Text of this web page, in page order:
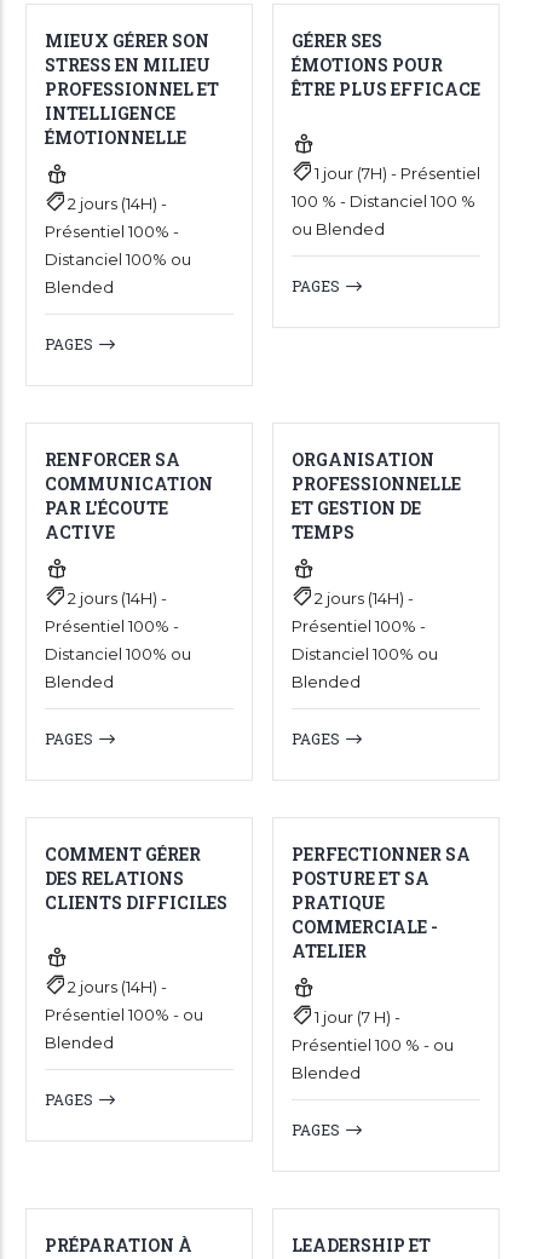
MIEUX GÉRER SON
STRESS EN MILIEU
PROFESSIONNEL ET
INTELLIGENCE
ÉMOTIONNELLE
2 jours (14H) -
Présentiel 100% -
Distanciel 100% ou
Blended
PAGES
GÉRER SES
ÉMOTIONS POUR
ÊTRE PLUS EFFICACE
1 jour (7H) - Présentiel
100 % - Distanciel 100 %
ou Blended
PAGES
RENFORCER SA
COMMUNICATION
PAR L'ÉCOUTE
ACTIVE
2 jours (14H) -
Présentiel 100% -
Distanciel 100% ou
Blended
PAGES
ORGANISATION
PROFESSIONNELLE
ET GESTION DE
TEMPS
2 jours (14H) -
Présentiel 100% -
Distanciel 100% ou
Blended
PAGES
COMMENT GÉRER
DES RELATIONS
CLIENTS DIFFICILES
2 jours (14H) -
Présentiel 100% - ou
Blended
PAGES
PERFECTIONNER SA
POSTURE ET SA
PRATIQUE
COMMERCIALE -
ATELIER
1 jour (7 H) -
Présentiel 100 % - ou
Blended
PAGES
PRÉPARATION À
LEADERSHIP ET